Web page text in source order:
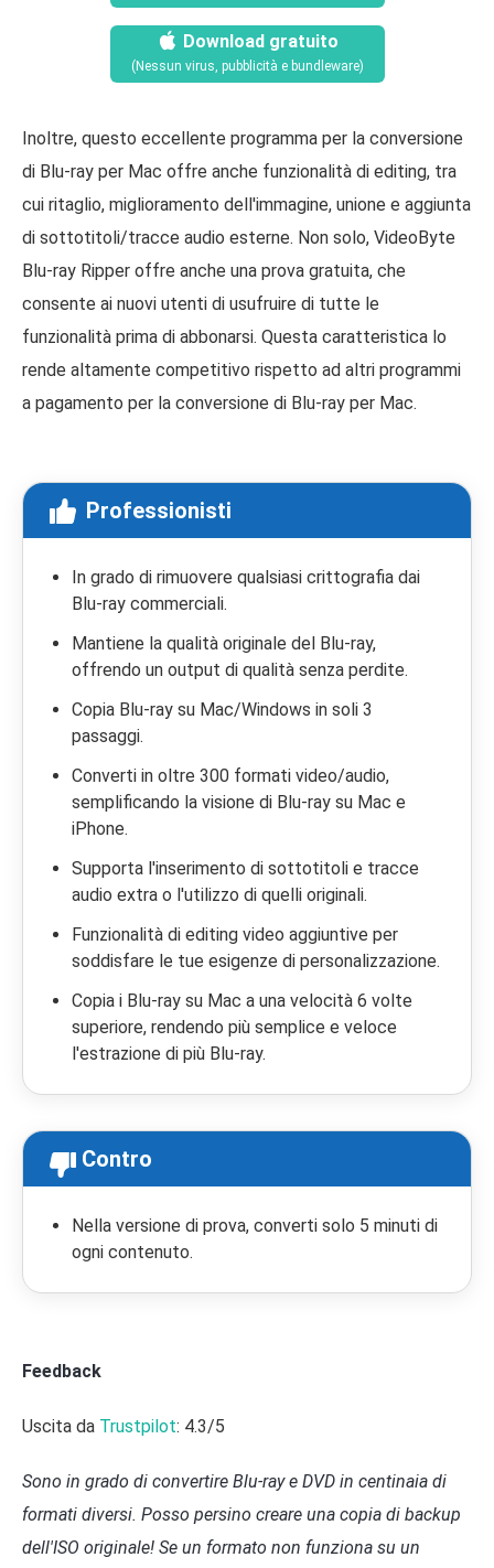
Download gratuito
(Nessun virus, pubblicità e bundleware)
Inoltre, questo eccellente programma per la conversione
di Blu-ray per Mac offre anche funzionalità di editing, tra
cui ritaglio, miglioramento dell'immagine, unione e aggiunta
di sottotitoli/tracce audio esterne. Non solo, VideoByte
Blu-ray Ripper offre anche una prova gratuita, che
consente ai nuovi utenti di usufruire di tutte le
funzionalità prima di abbonarsi. Questa caratteristica lo
rende altamente competitivo rispetto ad altri programmi
a pagamento per la conversione di Blu-ray per Mac.
Professionisti
In grado di rimuovere qualsiasi crittografia dai
Blu-ray commerciali.
Mantiene la qualità originale del Blu-ray,
offrendo un output di qualità senza perdite.
Copia Blu-ray su Mac/Windows in soli 3
passaggi.
Converti in oltre 300 formati video/audio,
semplificando la visione di Blu-ray su Mac e
iPhone.
Supporta l'inserimento di sottotitoli e tracce
audio extra o l'utilizzo di quelli originali.
Funzionalità di editing video aggiuntive per
soddisfare le tue esigenze di personalizzazione.
Copia i Blu-ray su Mac a una velocità 6 volte
superiore, rendendo più semplice e veloce
l'estrazione di più Blu-ray.
Contro
Nella versione di prova, converti solo 5 minuti di
ogni contenuto.
Feedback
Uscita da Trustpilot: 4.3/5
Sono in grado di convertire Blu-ray e DVD in centinaia di
formati diversi. Posso persino creare una copia di backup
dell'ISO originale! Se un formato non funziona su un